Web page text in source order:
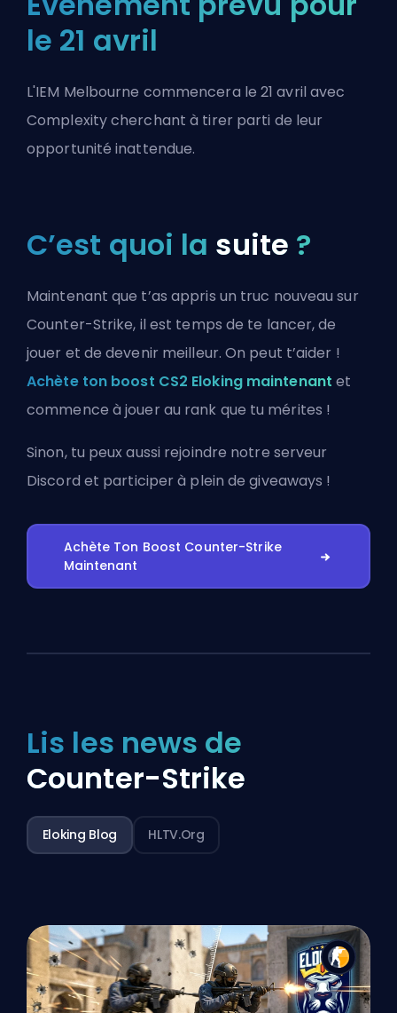
le 21 avril
L'IEM Melbourne commencera le 21 avril avec
Complexity cherchant à tirer parti de leur
opportunité inattendue.
C’est quoi la suite ?
Maintenant que t’as appris un truc nouveau sur
Counter-Strike, il est temps de te lancer, de
jouer et de devenir meilleur. On peut t’aider !
Achète ton boost CS2 Eloking maintenant et
commence à jouer au rank que tu mérites !
Sinon, tu peux aussi rejoindre notre serveur
Discord et participer à plein de giveaways !
Achète Ton Boost Counter-Strike
Maintenant
Lis les news de
Counter-Strike
Eloking Blog HLTV.org